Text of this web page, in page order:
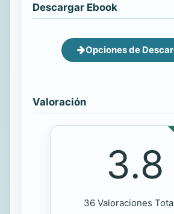
Descargar Ebook
Opciones de
Valoración
3.8
36 Valoraciones